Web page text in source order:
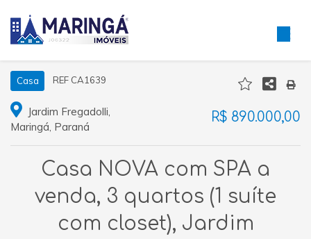
Casa REF CA1639
Jardim Fregadolli,
Maringá, Paraná
R$ 890.000,00
Casa NOVA com SPA a
venda, 3 quartos (1 suíte
com closet), Jardim